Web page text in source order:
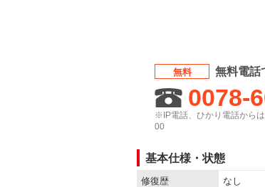
無料 無料電話
0078-
※IP電話、ひかり電話から
00
基本仕様・状態
修復歴 なし